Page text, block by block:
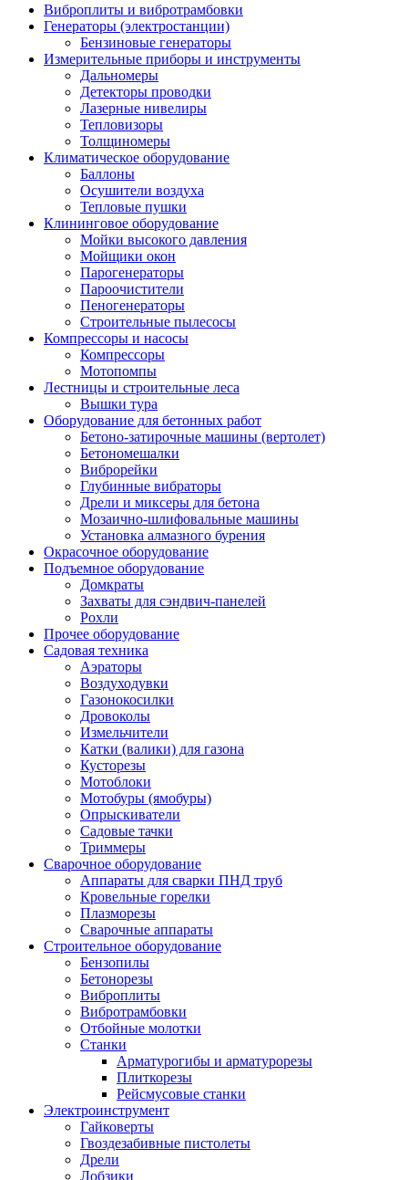
Виброплиты и вибротрамбовки
Генераторы (электростанции)
Бензиновые генераторы
Измерительные приборы и инструменты
Дальномеры
Детекторы проводки
Лазерные нивелиры
Тепловизоры
Толщиномеры
Климатическое оборудование
Баллоны
Осушители воздуха
Тепловые пушки
Клининговое оборудование
Мойки высокого давления
Мойщики окон
Парогенераторы
Пароочистители
Пеногенераторы
Строительные пылесосы
Компрессоры и насосы
Компрессоры
Мотопомпы
Лестницы и строительные леса
Вышки тура
Оборудование для бетонных работ
Бетоно-затирочные машины (вертолет)
Бетономешалки
Виброрейки
Глубинные вибраторы
Дрели и миксеры для бетона
Мозаично-шлифовальные машины
Установка алмазного бурения
Окрасочное оборудование
Подъемное оборудование
Домкраты
Захваты для сэндвич-панелей
Рохли
Прочее оборудование
Садовая техника
Аэраторы
Воздуходувки
Газонокосилки
Дровоколы
Измельчители
Катки (валики) для газона
Кусторезы
Мотоблоки
Мотобуры (ямобуры)
Опрыскиватели
Садовые тачки
Триммеры
Сварочное оборудование
Аппараты для сварки ПНД труб
Кровельные горелки
Плазморезы
Сварочные аппараты
Строительное оборудование
Бензопилы
Бетонорезы
Виброплиты
Вибротрамбовки
Отбойные молотки
Станки
Арматурогибы и арматурорезы
Плиткорезы
Рейсмусовые станки
Электроинструмент
Гайковерты
Гвоздезабивные пистолеты
Дрели
Лобзики